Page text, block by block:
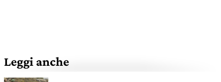
Leggi anche